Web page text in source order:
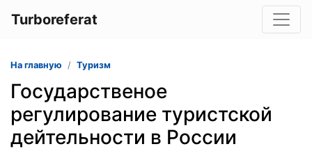
Turboreferat
На главную Туризм
Государственое
регулирование туристской
дейтельности в России